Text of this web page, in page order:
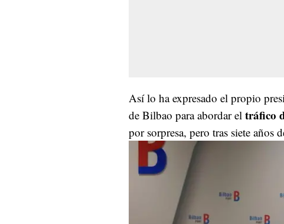
Así lo ha expresado el propio
de Bilbao para abordar el tráfico
por sorpresa, pero tras siete años